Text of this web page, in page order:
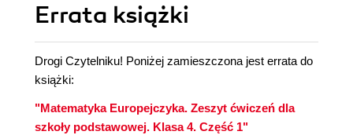
Errata książki
Drogi Czytelniku! Poniżej zamieszczona jest errata do
książki:
"Matematyka Europejczyka. Zeszyt ćwiczeń dla
szkoły podstawowej. Klasa 4. Część 1"